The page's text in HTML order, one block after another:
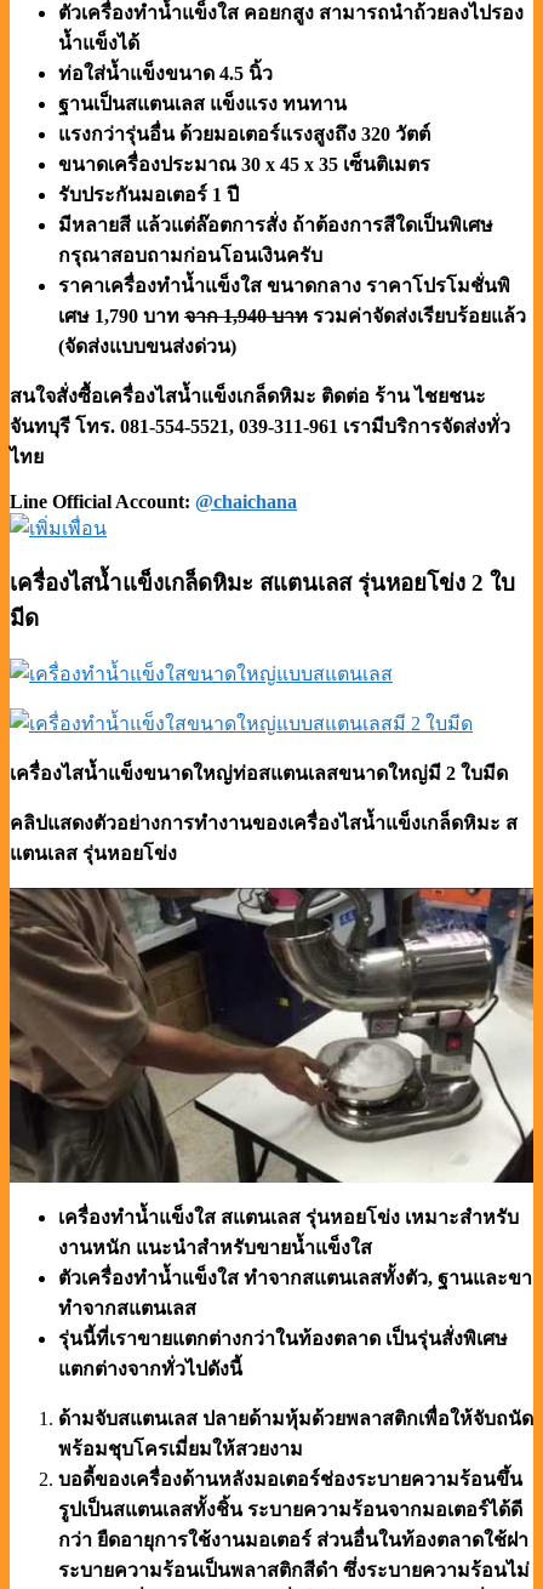
ตัวเครื่องทำน้ำแข็งใส คอยกสูง สามารถนำถ้วยลงไปรอง
น้ำแข็งได้
ท่อใส่น้ำแข็งขนาด 4.5 นิ้ว
ฐานเป็นสแตนเลส แข็งแรง ทนทาน
แรงกว่ารุ่นอื่น ด้วยมอเตอร์แรงสูงถึง 320 วัตต์
ขนาดเครื่องประมาณ 30 x 45 x 35 เซ็นติเมตร
รับประกันมอเตอร์ 1 ปี
มีหลายสี แล้วแต่ล๊อตการสั่ง ถ้าต้องการสีใดเป็นพิเศษ
กรุณาสอบถามก่อนโอนเงินครับ
ราคาเครื่องทำน้ำแข็งใส ขนาดกลาง ราคาโปรโมชั่นพิ
เศษ 1,790 บาท จาก 1,940 บาท รวมค่าจัดส่งเรียบร้อยแล้ว
(จัดส่งแบบขนส่งด่วน)
สนใจสั่งซื้อเครื่องไสน้ำแข็งเกล็ดหิมะ ติดต่อ ร้าน ไชยชนะ
จันทบุรี โทร. 081-554-5521, 039-311-961 เรามีบริการจัดส่งทั่ว
ไทย
Line Official Account: @chaichana
เครื่องไสน้ำแข็งเกล็ดหิมะ สแตนเลส รุ่นหอยโข่ง 2 ใบ
มีด
เครื่องไสน้ำแข็งขนาดใหญ่ท่อสแตนเลสขนาดใหญ่มี 2 ใบมีด
คลิปแสดงตัวอย่างการทำงานของเครื่องไสน้ำแข็งเกล็ดหิมะ ส
แตนเลส รุ่นหอยโข่ง
เครื่องทำน้ำแข็งใส สแตนเลส รุ่นหอยโข่ง เหมาะสำหรับ
งานหนัก แนะนำสำหรับขายน้ำแข็งใส
ตัวเครื่องทำน้ำแข็งใส ทำจากสแตนเลสทั้งตัว, ฐานและขา
ทำจากสแตนเลส
รุ่นนี้ที่เราขายแตกต่างกว่าในท้องตลาด เป็นรุ่นสั่งพิเศษ
แตกต่างจากทั่วไปดังนี้
ด้ามจับสแตนเลส ปลายด้ามหุ้มด้วยพลาสติกเพื่อให้จับถนัด
พร้อมชุบโครเมี่ยมให้สวยงาม
บอดี้ของเครื่องด้านหลังมอเตอร์ช่องระบายความร้อนขึ้น
รูปเป็นสแตนเลสทั้งชิ้น ระบายความร้อนจากมอเตอร์ได้ดี
กว่า ยืดอายุการใช้งานมอเตอร์ ส่วนอื่นในท้องตลาดใช้ฝา
ระบายความร้อนเป็นพลาสติกสีดำ ซึ่งระบายความร้อนไม่